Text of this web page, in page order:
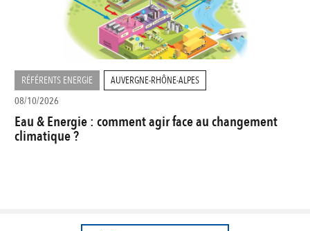
RÉFÉRENTS ENERGIE
AUVERGNE-RHÔNE-ALPES
08/10/2026
Eau & Energie : comment agir face au changement
climatique ?